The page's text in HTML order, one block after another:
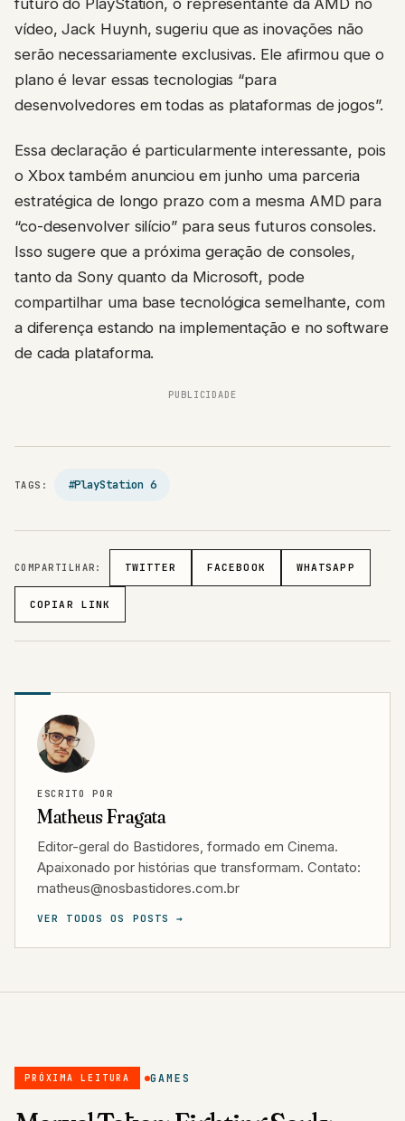
vídeo, Jack Huynh, sugeriu que as inovações não
serão necessariamente exclusivas. Ele afirmou que o
plano é levar essas tecnologias “para
desenvolvedores em todas as plataformas de jogos”.
Essa declaração é particularmente interessante, pois
o Xbox também anunciou em junho uma parceria
estratégica de longo prazo com a mesma AMD para
“co-desenvolver silício” para seus futuros consoles.
Isso sugere que a próxima geração de consoles,
tanto da Sony quanto da Microsoft, pode
compartilhar uma base tecnológica semelhante, com
a diferença estando na implementação e no software
de cada plataforma.
PUBLICIDADE
TAGS: #PlayStation 6
COMPARTILHAR: TWITTER FACEBOOK WHATSAPP
COPIAR LINK
ESCRITO POR
Matheus Fragata
Editor-geral do Bastidores, formado em Cinema.
Apaixonado por histórias que transformam. Contato:
matheus@nosbastidores.com.br
VER TODOS OS POSTS →
PRÓXIMA LEITURA GAMES